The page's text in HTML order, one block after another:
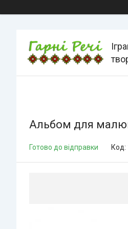
Альбом для
Готово до відправки Код: